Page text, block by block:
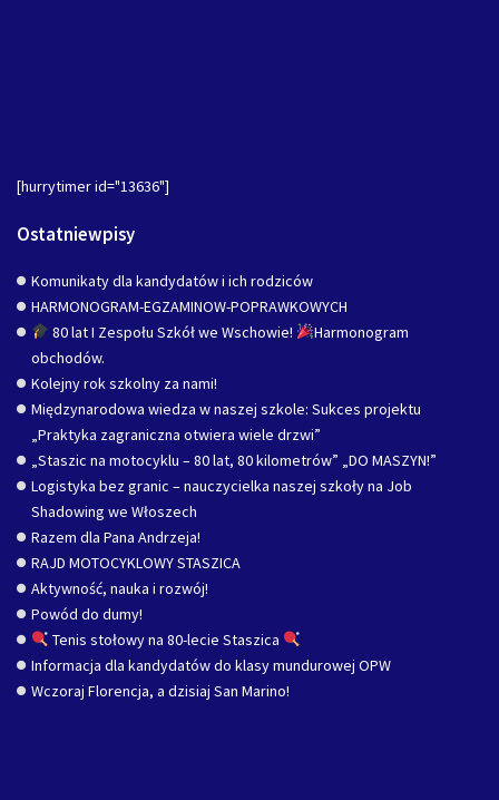
[hurrytimer id="13636"]
Ostatniewpisy
Komunikaty dla kandydatów i ich rodziców
HARMONOGRAM-EGZAMINOW-POPRAWKOWYCH
80 lat I Zespołu Szkół we Wschowie!
Harmonogram
obchodów.
Kolejny rok szkolny za nami!
Międzynarodowa wiedza w naszej szkole: Sukces projektu
„Praktyka zagraniczna otwiera wiele drzwi”
„Staszic na motocyklu – 80 lat, 80 kilometrów” „DO MASZYN!”
Logistyka bez granic – nauczycielka naszej szkoły na Job
Shadowing we Włoszech
Razem dla Pana Andrzeja!
RAJD MOTOCYKLOWY STASZICA
Aktywność, nauka i rozwój!
Powód do dumy!
Tenis stołowy na 80-lecie Staszica
Informacja dla kandydatów do klasy mundurowej OPW
Wczoraj Florencja, a dzisiaj San Marino!